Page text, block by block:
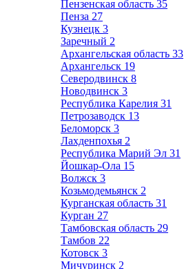
Пензенская область 35
Пенза 27
Кузнецк 3
Заречный 2
Архангельская область 33
Архангельск 19
Северодвинск 8
Новодвинск 3
Республика Карелия 31
Петрозаводск 13
Беломорск 3
Лахденпохья 2
Республика Марий Эл 31
Йошкар-Ола 15
Волжск 3
Козьмодемьянск 2
Курганская область 31
Курган 27
Тамбовская область 29
Тамбов 22
Котовск 3
Мичуринск 2